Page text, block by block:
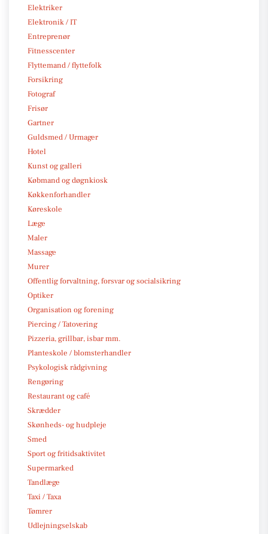
Elektriker
Elektronik / IT
Entreprenør
Fitnesscenter
Flyttemand / flyttefolk
Forsikring
Fotograf
Frisør
Gartner
Guldsmed / Urmager
Hotel
Kunst og galleri
Købmand og døgnkiosk
Køkkenforhandler
Køreskole
Læge
Maler
Massage
Murer
Offentlig forvaltning, forsvar og socialsikring
Optiker
Organisation og forening
Piercing / Tatovering
Pizzeria, grillbar, isbar mm.
Planteskole / blomsterhandler
Psykologisk rådgivning
Rengøring
Restaurant og café
Skrædder
Skønheds- og hudpleje
Smed
Sport og fritidsaktivitet
Supermarked
Tandlæge
Taxi / Taxa
Tømrer
Udlejningselskab